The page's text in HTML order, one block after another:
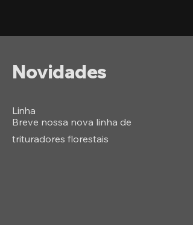
Novidades
Linha
Breve nossa nova linha de
trituradores florestais